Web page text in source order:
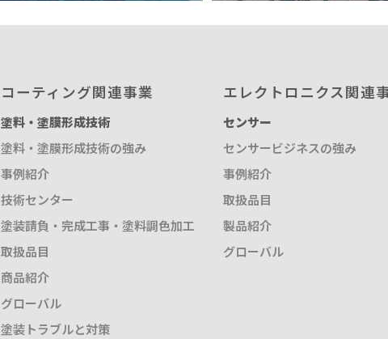
コーティング関連事業
塗料・塗膜形成技術
塗料・塗膜形成技術の強み
事例紹介
技術センター
塗装請負・完成工事・塗料調色加工
取扱品目
商品紹介
グローバル
塗装トラブルと対策
エレクトロニクス関連
センサー
センサービジネスの強み
事例紹介
取扱品目
製品紹介
グローバル